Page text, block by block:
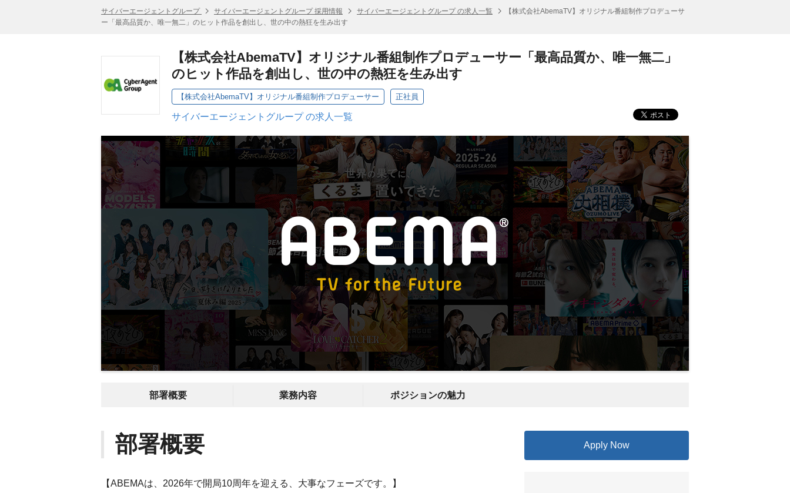
サイバーエージェントグループ サイバーエージェントグループ 採用情報 サイバーエージェントグループ の求人一覧
【株式会社AbemaTV】オリジナル番組制作プロデューサ
ー「最高品質か、唯一無二」のヒット作品を創出し、世の中の熱狂を生み出す
【株式会社AbemaTV】オリジナル番組制作プロデューサー「最高品質か、唯一無二」
のヒット作品を創出し、世の中の熱狂を生み出す
【株式会社AbemaTV】オリジナル番組制作プロデューサー 正社員
サイバーエージェントグループ の求人一覧
部署概要 業務内容 ポジションの魅力
部署概要
【ABEMAは、2026年で開局10周年を迎える、大事なフェーズです。】
Apply Now